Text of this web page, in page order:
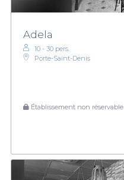
Adela
10 - 30 pers.
Porte-Saint-Denis
Établissement non réservable